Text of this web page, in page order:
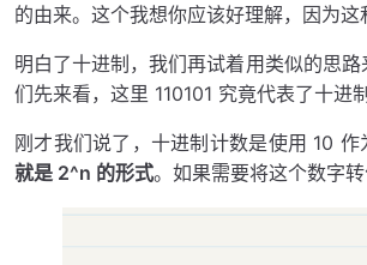
的由来。这个我想你应该好理解，因为这
明白了十进制，我们再试着用类似的思
们先来看，这里 110101 究竟代表了十进
刚才我们说了，十进制计数是使用 10
就是 2^n 的形式。如果需要将这个数字